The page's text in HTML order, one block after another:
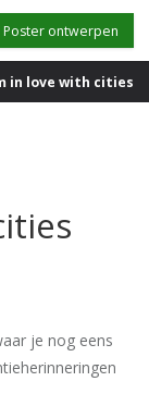
Poster ontwerpen
in love with cities
je nog eens